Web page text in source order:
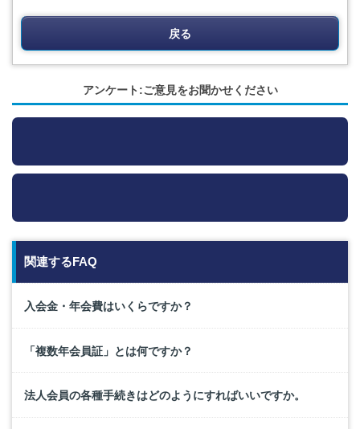
戻る
アンケート:ご意見をお聞かせください
関連するFAQ
入会金・年会費はいくらですか？
「複数年会員証」とは何ですか？
法人会員の各種手続きはどのようにすればいいですか。